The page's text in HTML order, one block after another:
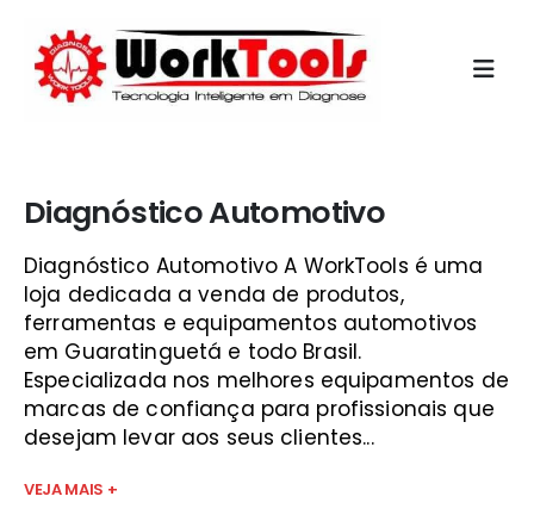
Diagnóstico Automotivo
Diagnóstico Automotivo A WorkTools é uma
loja dedicada a venda de produtos,
ferramentas e equipamentos automotivos
em Guaratinguetá e todo Brasil.
Especializada nos melhores equipamentos de
marcas de confiança para profissionais que
desejam levar aos seus clientes...
VEJA MAIS +